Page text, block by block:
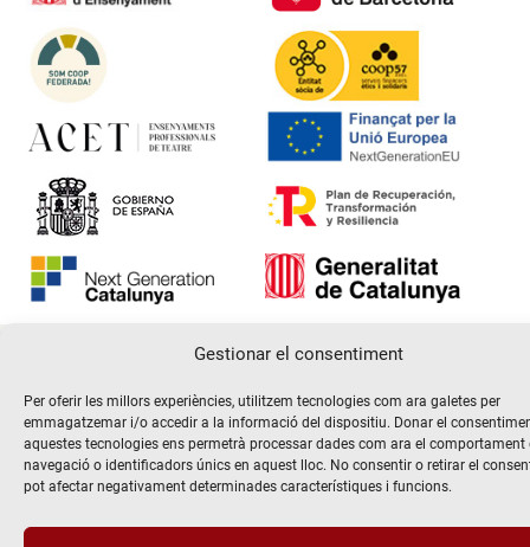
Gestionar el consentiment
Per oferir les millors experiències, utilitzem tecnologies com ara galetes per
emmagatzemar i/o accedir a la informació del dispositiu. Donar el
aquestes tecnologies ens permetrà processar dades com ara el comportament
navegació o identificadors únics en aquest lloc. No consentir o retirar el
pot afectar negativament determinades característiques i funcions.
@2026 Escola de teatre El Timbal. Tots els drets reservats
Avís Legal
Politica de Privacitat i de protecció de dades
Politica de Cookies